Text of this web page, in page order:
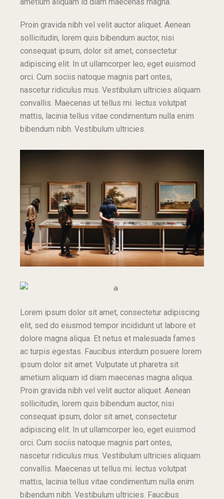
Proin gravida nibh vel velit auctor aliquet. Aenean
sollicitudin, lorem quis bibendum auctor, nisi
consequat ipsum, dolor sit amet, consectetur
adipiscing elit. In ut ullamcorper leo, eget euismod
orci. Cum sociis natoque magnis part ontes,
nascetur ridiculus mus. Vestibulum ultricies aliquam
convallis. Maecenas ut tellus mi. lectus volutpat
mattis, lacinia tellus vitae condimentum nulla enim
bibendum nibh. Vestibulum ultricies.
Lorem ipsum dolor sit amet, consectetur adipiscing
elit, sed do eiusmod tempor incididunt ut labore et
dolore magna aliqua. Et netus et malesuada fames
ac turpis egestas. Faucibus interdum posuere lorem
ipsum dolor sit amet. Vulputate ut pharetra sit
ametium aliquam id diam maecenas magna aliqua.
Proin gravida nibh vel velit auctor aliquet. Aenean
sollicitudin, lorem quis bibendum auctor, nisi
consequat ipsum, dolor sit amet, consectetur
adipiscing elit. In ut ullamcorper leo, eget euismod
orci. Cum sociis natoque magnis part ontes,
nascetur ridiculus mus. Vestibulum ultricies aliquam
convallis. Maecenas ut tellus mi. lectus volutpat
mattis, lacinia tellus vitae condimentum nulla enim
bibendum nibh. Vestibulum ultricies. Faucibus